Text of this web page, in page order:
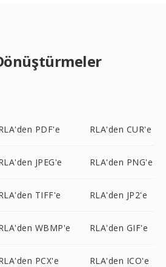
PDF'e RLA'den CUR'e
JPEG'e RLA'den PNG'e
TIFF'e RLA'den JP2'e
WBMP'e RLA'den GIF'e
PCX'e RLA'den ICO'e